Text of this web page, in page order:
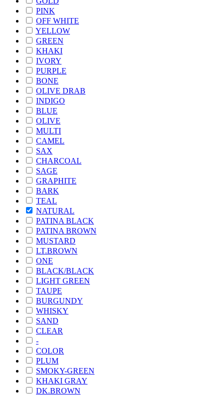
PINK
OFF WHITE
YELLOW
GREEN
KHAKI
IVORY
PURPLE
BONE
OLIVE DRAB
INDIGO
BLUE
OLIVE
MULTI
CAMEL
SAX
CHARCOAL
SAGE
GRAPHITE
BARK
TEAL
NATURAL
PATINA BLACK
PATINA BROWN
MUSTARD
LT.BROWN
ONE
BLACK/BLACK
LIGHT GREEN
TAUPE
BURGUNDY
WHISKY
SAND
CLEAR
-
COLOR
PLUM
SMOKY-GREEN
KHAKI GRAY
DK.BROWN